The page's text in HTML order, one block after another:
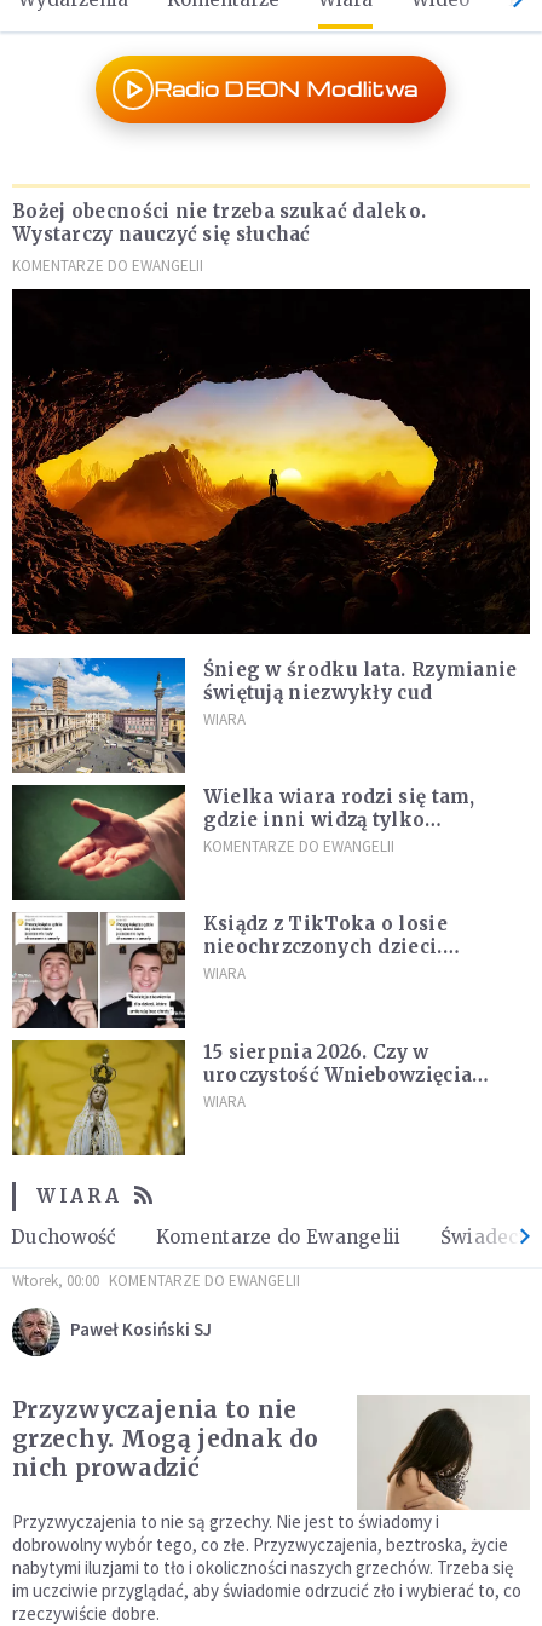
Radio DEON Modlitwa
Bożej obecności nie trzeba szukać daleko.
Wystarczy nauczyć się słuchać
KOMENTARZE DO EWANGELII
Śnieg w środku lata. Rzymianie
świętują niezwykły cud
WIARA
Wielka wiara rodzi się tam,
gdzie inni widzą tylko
przeszkody
KOMENTARZE DO EWANGELII
Ksiądz z TikToka o losie
nieochrzczonych dzieci.
Wskazuje na pewny dokument
WIARA
15 sierpnia 2026. Czy w
uroczystość Wniebowzięcia
Najświętszej Maryi Panny trzeba
WIARA
WIARA
Duchowość
Komentarze do Ewangelii
Wtorek, 00:00 KOMENTARZE DO EWANGELII
Paweł Kosiński SJ
Przyzwyczajenia to nie
grzechy. Mogą jednak do
nich prowadzić
Przyzwyczajenia to nie są grzechy. Nie jest to świadomy i
dobrowolny wybór tego, co złe. Przyzwyczajenia, beztroska, życie
nabytymi iluzjami to tło i okoliczności naszych grzechów. Trzeba się
im uczciwie przyglądać, aby świadomie odrzucić zło i wybierać to, co
rzeczywiście dobre.